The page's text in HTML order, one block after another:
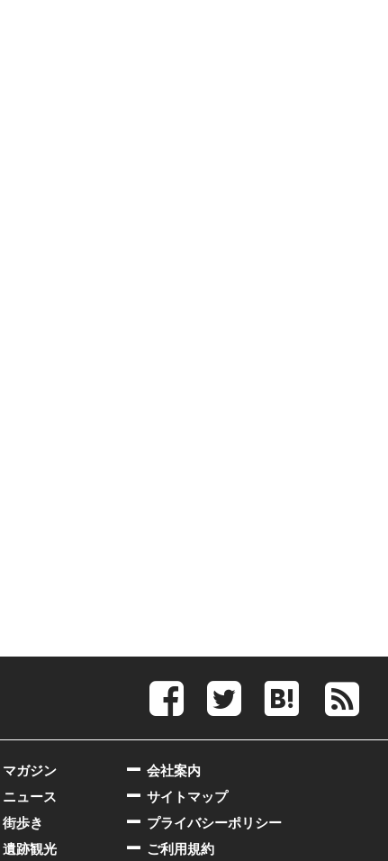
会社案内
サイトマップ
プライバシーポリシー
ご利用規約
マガジン
ニュース
街歩き
遺跡観光